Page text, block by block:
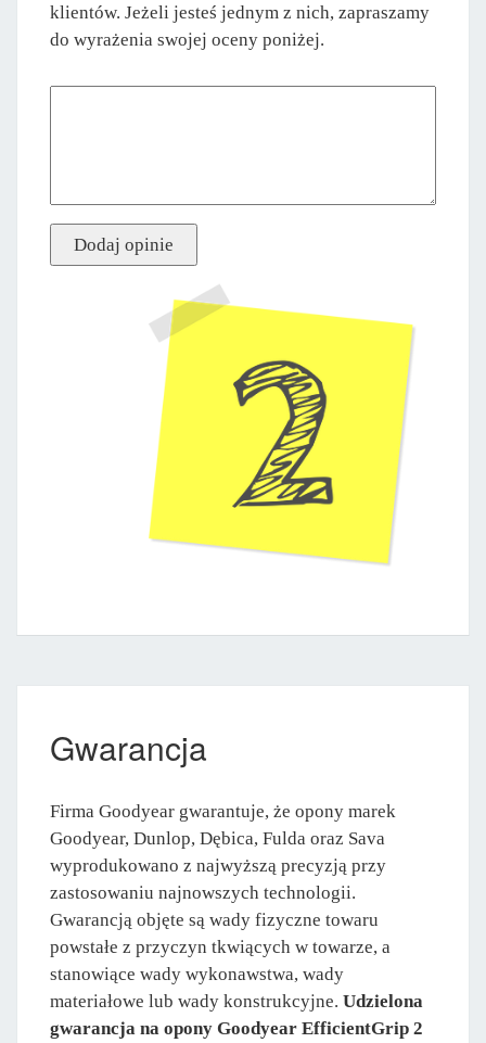
klientów. Jeżeli jesteś jednym z nich, zapraszamy
do wyrażenia swojej oceny poniżej.
Gwarancja
Firma Goodyear gwarantuje, że opony marek
Goodyear, Dunlop, Dębica, Fulda oraz Sava
wyprodukowano z najwyższą precyzją przy
zastosowaniu najnowszych technologii.
Gwarancją objęte są wady fizyczne towaru
powstałe z przyczyn tkwiących w towarze, a
stanowiące wady wykonawstwa, wady
materiałowe lub wady konstrukcyjne. Udzielona
gwarancja na opony Goodyear EfficientGrip 2